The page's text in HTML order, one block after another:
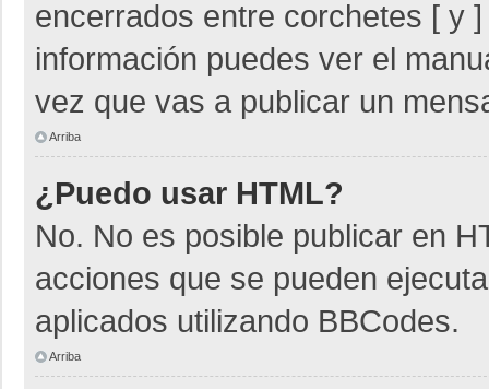
encerrados entre corchetes [ y
información puedes ver el
vez que vas a publicar un
Arriba
¿Puedo usar HTML?
No. No es posible publicar en
acciones que se pueden
aplicados utilizando BBCodes.
Arriba